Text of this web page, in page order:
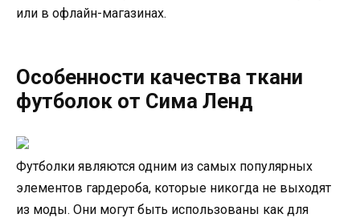
или в офлайн-магазинах.
Особенности качества ткани
футболок от Сима Ленд
Футболки являются одним из самых популярных
элементов гардероба, которые никогда не выходят
из моды. Они могут быть использованы как для